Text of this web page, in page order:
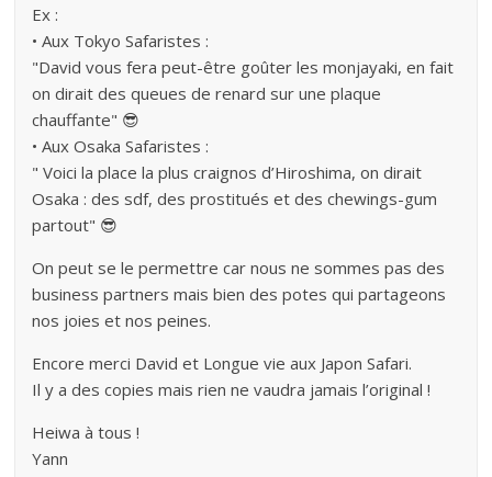
Ex :
• Aux Tokyo Safaristes :
"David vous fera peut-être goûter les monjayaki, en fait
on dirait des queues de renard sur une plaque
chauffante" 😎
• Aux Osaka Safaristes :
" Voici la place la plus craignos d’Hiroshima, on dirait
Osaka : des sdf, des prostitués et des chewings-gum
partout" 😎
On peut se le permettre car nous ne sommes pas des
business partners mais bien des potes qui partageons
nos joies et nos peines.
Encore merci David et Longue vie aux Japon Safari.
Il y a des copies mais rien ne vaudra jamais l’original !
Heiwa à tous !
Yann